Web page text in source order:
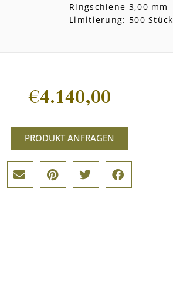
Ringschiene 3,00 mm
Limitierung: 500 Stück
€4.140,00
PRODUKT ANFRAGEN